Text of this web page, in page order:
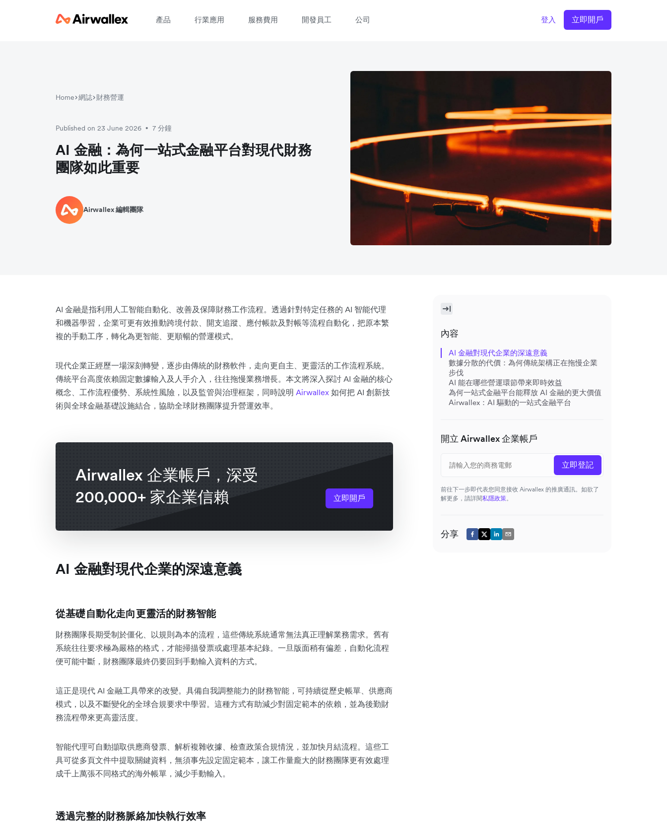
產品 行業應用 服務費用 開發員工 公司 登入 立即開戶
Home 網誌 財務營運
Published on 23 June 2026 • 7 分鐘
AI 金融：為何一站式金融平台對現代財務
團隊如此重要
Airwallex 編輯團隊
AI 金融是指利用人工智能自動化、改善及保障財務工作流程。透過針對特定任務的 AI 智能代理
和機器學習，企業可更有效推動跨境付款、開支追蹤、應付帳款及對帳等流程自動化，把原本繁
複的手動工序，轉化為更智能、更順暢的營運模式。
現代企業正經歷一場深刻轉變，逐步由傳統的財務軟件，走向更自主、更靈活的工作流程系統。
傳統平台高度依賴固定數據輸入及人手介入，往往拖慢業務增長。本文將深入探討 AI 金融的核心
概念、工作流程優勢、系統性風險，以及監管與治理框架，同時說明 Airwallex 如何把 AI 創新技
術與全球金融基礎設施結合，協助全球財務團隊提升營運效率。
Airwallex 企業帳戶，深受
200,000+ 家企業信賴
立即開戶
AI 金融對現代企業的深遠意義
從基礎自動化走向更靈活的財務智能
財務團隊長期受制於僵化、以規則為本的流程，這些傳統系統通常無法真正理解業務需求。舊有
系統往往要求極為嚴格的格式，才能掃描發票或處理基本紀錄。一旦版面稍有偏差，自動化流程
便可能中斷，財務團隊最終仍要回到手動輸入資料的方式。
這正是現代 AI 金融工具帶來的改變。具備自我調整能力的財務智能，可持續從歷史帳單、供應商
模式，以及不斷變化的全球合規要求中學習。這種方式有助減少對固定範本的依賴，並為後勤財
務流程帶來更高靈活度。
智能代理可自動擷取供應商發票、解析複雜收據、檢查政策合規情況，並加快月結流程。這些工
具可從多頁文件中提取關鍵資料，無須事先設定固定範本，讓工作量龐大的財務團隊更有效處理
成千上萬張不同格式的海外帳單，減少手動輸入。
透過完整的財務脈絡加快執行效率
內容
AI 金融對現代企業的深遠意義
數據分散的代價：為何傳統架構正在拖慢企業
步伐
AI 能在哪些營運環節帶來即時效益
為何一站式金融平台能釋放 AI 金融的更大價值
Airwallex：AI 驅動的一站式金融平台
開立 Airwallex 企業帳戶
立即登記
前往下一步即代表您同意接收 Airwallex 的推廣通訊。如欲了
解更多，請詳閱私隱政策。
分享